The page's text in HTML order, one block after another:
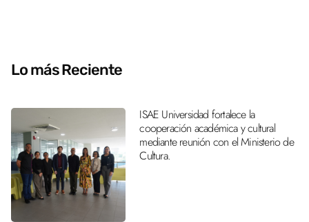
Lo más Reciente
ISAE Universidad fortalece la
cooperación académica y cultural
mediante reunión con el Ministerio de
Cultura.